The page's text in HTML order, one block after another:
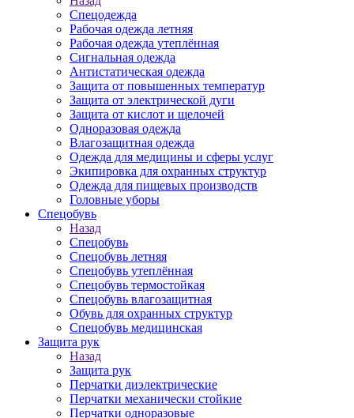
Спецодежда
Рабочая одежда летняя
Рабочая одежда утеплённая
Сигнальная одежда
Антистатическая одежда
Защита от повышенных температур
Защита от электрической дуги
Защита от кислот и щелочей
Одноразовая одежда
Влагозащитная одежда
Одежда для медицины и сферы услуг
Экипировка для охранных структур
Одежда для пищевых производств
Головные уборы
Спецобувь
Назад
Спецобувь
Спецобувь летняя
Спецобувь утеплённая
Спецобувь термостойкая
Спецобувь влагозащитная
Обувь для охранных структур
Спецобувь медицинская
Защита рук
Назад
Защита рук
Перчатки диэлектрические
Перчатки механически стойкие
Перчатки одноразовые